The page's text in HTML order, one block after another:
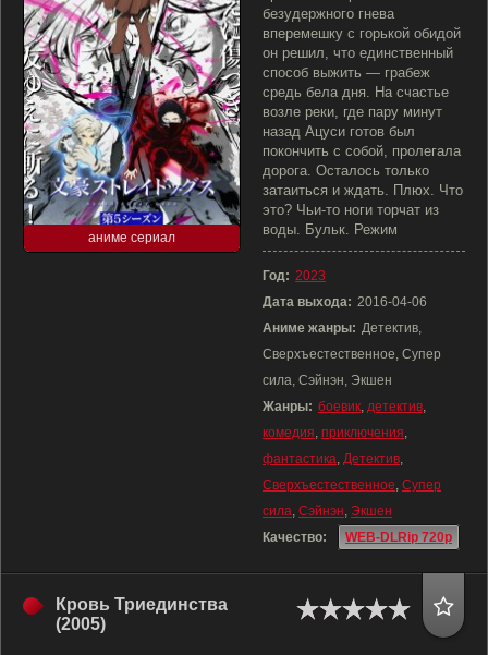
аниме сериал
безудержного гнева
вперемешку с горькой обидой
он решил, что единственный
способ выжить — грабеж
средь бела дня. На счастье
возле реки, где пару минут
назад Ацуси готов был
покончить с собой, пролегала
дорога. Осталось только
затаиться и ждать. Плюх. Что
это? Чьи-то ноги торчат из
воды. Бульк. Режим
Год: 2023
Дата выхода: 2016-04-06
Аниме жанры: Детектив,
Сверхъестественное, Супер
сила, Сэйнэн, Экшен
Жанры: боевик, детектив,
комедия, приключения,
фантастика, Детектив,
Сверхъестественное, Супер
сила, Сэйнэн, Экшен
Качество:
WEB-DLRip 720p
Кровь Триединства
(2005)